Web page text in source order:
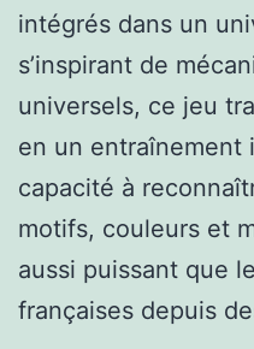
intégrés dans un
s’inspirant de
universels, ce jeu
en un entraînement
capacité à
motifs, couleurs et
aussi puissant que
françaises depuis